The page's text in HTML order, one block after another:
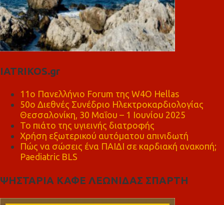
IATRIKOS.gr
11ο Πανελλήνιο Forum της W4O Hellas
50ο Διεθνές Συνέδριο Ηλεκτροκαρδιολογίας
Θεσσαλονίκη, 30 Μαΐου – 1 Ιουνίου 2025
Το πιάτο της υγιεινής διατροφής
Χρήση εξωτερικού αυτόματου απινιδωτή
Πώς να σώσεις ένα ΠΑΙΔΙ σε καρδιακή ανακοπή;
Paediatric BLS
ΨΗΣΤΑΡΙΑ ΚΑΦΕ ΛΕΩΝΙΔΑΣ ΣΠΑΡΤΗ